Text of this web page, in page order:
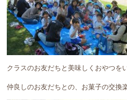
クラスのお友だちと美味しくおやつを
仲良しのお友だちとの、お菓子の交換